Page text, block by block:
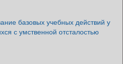
базовых учебных действий у
с умственной отсталостью